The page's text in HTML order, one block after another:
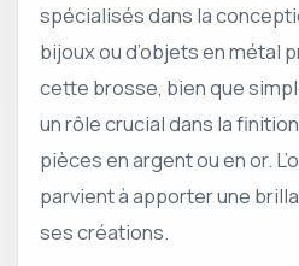
spécialisés dans la
bijoux ou d’objets en métal
cette brosse, bien que
un rôle crucial dans la
pièces en argent ou en or.
parvient à apporter une
ses créations.